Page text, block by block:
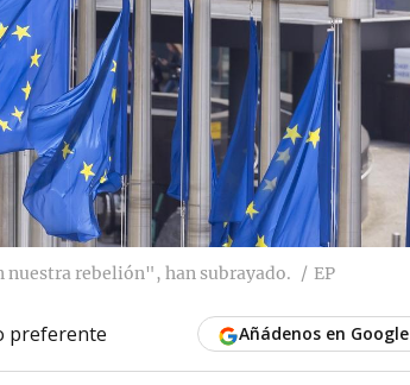
nuestra rebelión", han subrayado. EP
preferente Añádenos en Google